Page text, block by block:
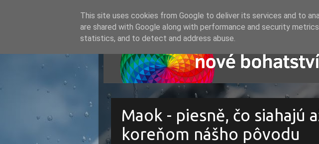
Maok - piesně, čo siahajú
koreňom nášho pôvodu
This site uses cookies from Google to deliver its services and to
are shared with Google along with performance and security
statistics, and to detect and address abuse.